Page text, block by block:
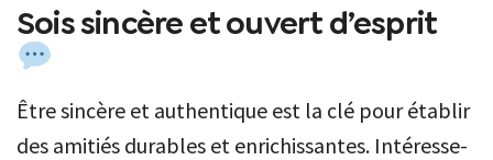
Sois sincère et ouvert d’esprit
Être sincère et authentique est la clé pour établir
des amitiés durables et enrichissantes. Intéresse-